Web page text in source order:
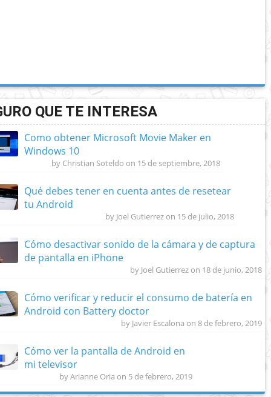
QUE TE INTERESA
Como obtener Microsoft Movie Maker en
Windows 10
by Christian Soteldo on 15 de septiembre, 2018
Qué debes tener en cuenta antes de resetear
tu Android
by Joel Gutierrez on 15 de julio, 2018
Cómo desactivar sonido de la cámara y de captura
de pantalla en iPhone
by Joel Gutierrez on 18 de junio, 2018
Cómo verificar y reducir el consumo de batería en
Android con Battery doctor
by Javier Escalona on 8 de febrero, 2019
Cómo ver la pantalla de Android en
mi televisor
by Arianne Oria on 5 de febrero, 2019